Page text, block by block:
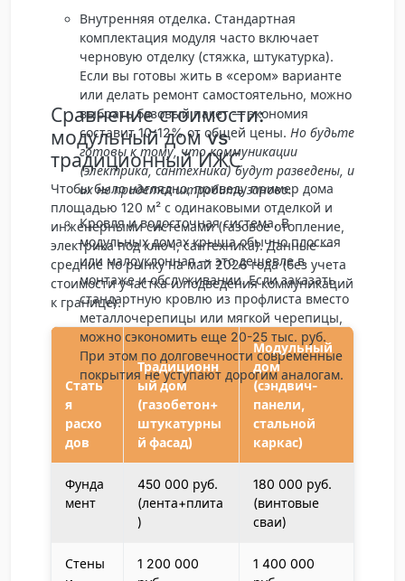
Внутренняя отделка. Стандартная
комплектация модуля часто включает
черновую отделку (стяжка, штукатурка).
Если вы готовы жить в «сером» варианте
или делать ремонт самостоятельно, можно
выбрать базовый пакет — экономия
составит 10-12% от общей цены. Но будьте
готовы к тому, что коммуникации
(электрика, сантехника) будут разведены, и
их не придется штробить заново.
Кровля и водосточная система.В
модульных домах крыша обычно плоская
или малоуклонная — это дешевле в
монтаже и обслуживании. Если заказать
стандартную кровлю из профлиста вместо
металлочерепицы или мягкой черепицы,
можно сэкономить еще 20-25 тыс. руб.
При этом по долговечности современные
покрытия не уступают дорогим аналогам.
Сравнение стоимости:
модульный дом vs
традиционный ИЖС
Чтобы было наглядно, приведу пример дома
площадью 120 м² с одинаковыми отделкой и
инженерными системами (газовое отопление,
электрика под ключ, сантехника). Данные —
средние по рынку на май 2026 года (без учета
стоимости участка и подведения коммуникаций
к границе).
Стать
я
расхо
дов
Традиционн
ый дом
(газобетон+
штукатурны
й фасад)
Модульный
дом
(сэндвич-
панели,
стальной
каркас)
Фунда
мент
450 000 руб.
(лента+плита
)
180 000 руб.
(винтовые
сваи)
Стены
1 200 000
1 400 000